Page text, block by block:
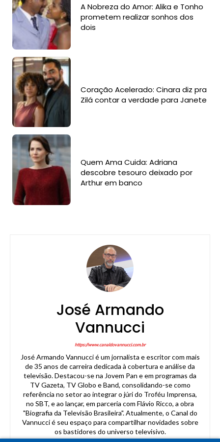
A Nobreza do Amor: Alika e Tonho
prometem realizar sonhos dos
dois
Coração Acelerado: Cinara diz pra
Zilá contar a verdade para Janete
Quem Ama Cuida: Adriana
descobre tesouro deixado por
Arthur em banco
José Armando
Vannucci
https://www.canaldovannucci.com.br
José Armando Vannucci é um jornalista e escritor com mais
de 35 anos de carreira dedicada à cobertura e análise da
televisão. Destacou-se na Jovem Pan e em programas da
TV Gazeta, TV Globo e Band, consolidando-se como
referência no setor ao integrar o júri do Troféu Imprensa,
no SBT, e ao lançar, em parceria com Flávio Ricco, a obra
"Biografia da Televisão Brasileira". Atualmente, o Canal do
Vannucci é seu espaço para compartilhar novidades sobre
os bastidores do universo televisivo.